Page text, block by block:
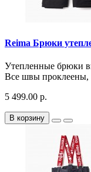
Reima Брюки
Утепленные брюки
Все швы проклеены,
5 499.00 р.
В корзину